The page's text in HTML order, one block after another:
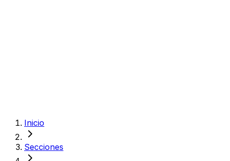
Inicio
Secciones